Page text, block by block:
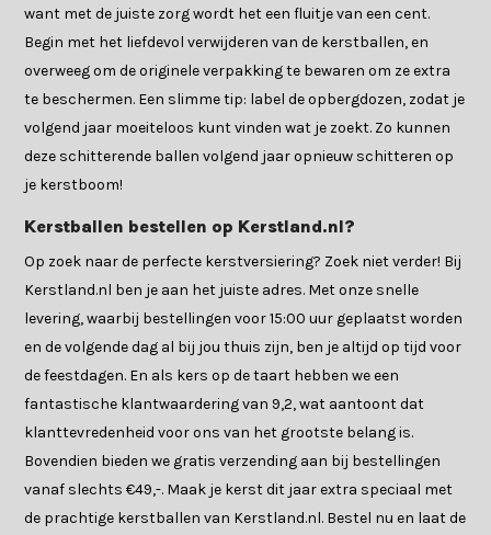
want met de juiste zorg wordt het een fluitje van een cent.
Begin met het liefdevol verwijderen van de kerstballen, en
overweeg om de originele verpakking te bewaren om ze extra
te beschermen. Een slimme tip: label de opbergdozen, zodat je
volgend jaar moeiteloos kunt vinden wat je zoekt. Zo kunnen
deze schitterende ballen volgend jaar opnieuw schitteren op
je kerstboom!
Kerstballen bestellen op Kerstland.nl?
Op zoek naar de perfecte kerstversiering? Zoek niet verder! Bij
Kerstland.nl ben je aan het juiste adres. Met onze snelle
levering, waarbij bestellingen voor 15:00 uur geplaatst worden
en de volgende dag al bij jou thuis zijn, ben je altijd op tijd voor
de feestdagen. En als kers op de taart hebben we een
fantastische klantwaardering van 9,2, wat aantoont dat
klanttevredenheid voor ons van het grootste belang is.
Bovendien bieden we gratis verzending aan bij bestellingen
vanaf slechts €49,-. Maak je kerst dit jaar extra speciaal met
de prachtige kerstballen van Kerstland.nl. Bestel nu en laat de